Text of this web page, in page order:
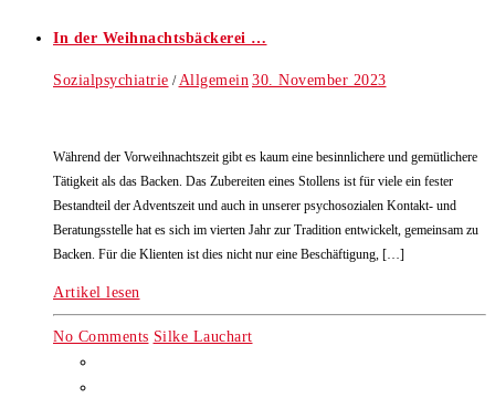
In der Weihnachtsbäckerei …
Sozialpsychiatrie /Allgemein 30. November 2023
Während der Vorweihnachtszeit gibt es kaum eine besinnlichere und gemütlichere
Tätigkeit als das Backen. Das Zubereiten eines Stollens ist für viele ein fester
Bestandteil der Adventszeit und auch in unserer psychosozialen Kontakt- und
Beratungsstelle hat es sich im vierten Jahr zur Tradition entwickelt, gemeinsam zu
Backen. Für die Klienten ist dies nicht nur eine Beschäftigung, […]
Artikel lesen
No Comments Silke Lauchart